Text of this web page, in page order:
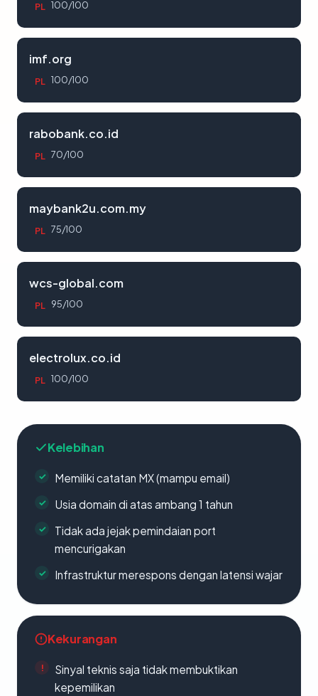
PL 100/100
imf.org
PL 100/100
rabobank.co.id
PL 70/100
maybank2u.com.my
PL 75/100
wcs-global.com
PL 95/100
electrolux.co.id
PL 100/100
Kelebihan
Memiliki catatan MX (mampu email)
Usia domain di atas ambang 1 tahun
Tidak ada jejak pemindaian port
mencurigakan
Infrastruktur merespons dengan latensi wajar
Kekurangan
Sinyal teknis saja tidak membuktikan
kepemilikan